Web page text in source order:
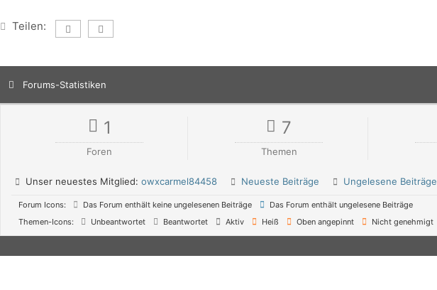
Teilen:
Forums-Statistiken
1
Foren
7
Themen
Unser neuestes Mitglied: owxcarmel84458 Neueste Beiträge Ungelesene Beiträge
Forum Icons: Das Forum enthält keine ungelesenen Beiträge
Das Forum enthält ungelesene Beiträge
Themen-Icons:
Unbeantwortet Beantwortet Aktiv Heiß Oben angepinnt Nicht genehmigt